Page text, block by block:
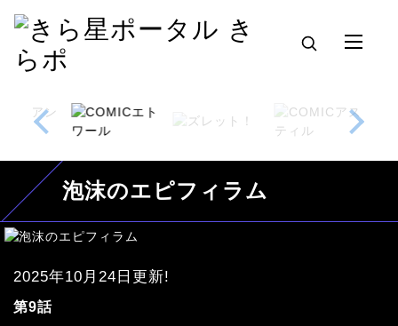
泡沫のエピフィラム
2025年10月24日更新!
第9話